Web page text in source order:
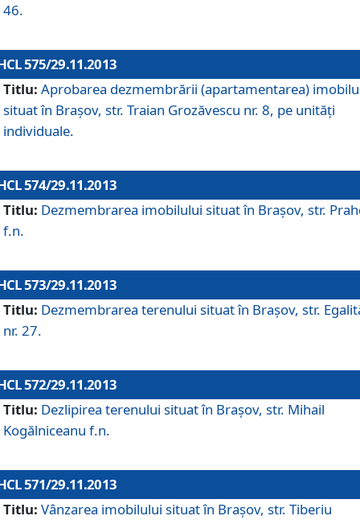
46.
575/29.11.2013
Titlu: Aprobarea dezmembrării (apartamentarea)
situat în Braşov, str. Traian Grozăvescu nr. 8, pe unităţi
individuale.
574/29.11.2013
Titlu: Dezmembrarea imobilului situat în Braşov, str.
f.n.
573/29.11.2013
Titlu: Dezmembrarea terenului situat în Braşov, str.
nr. 27.
572/29.11.2013
Titlu: Dezlipirea terenului situat în Braşov, str. Mihail
Kogălniceanu f.n.
571/29.11.2013
Titlu: Vânzarea imobilului situat în Braşov, str. Tiberiu